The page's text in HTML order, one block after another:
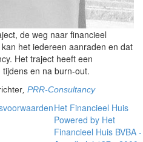
de weg naar financieel
het iedereen aanraden en dat
Het traject heeft een
en na burn-out.
PRR-Consultancy
Het Financieel Huis
Powered by Het
Financieel Huis BVBA -